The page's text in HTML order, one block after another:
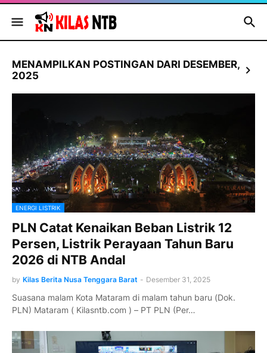
MENAMPILKAN POSTINGAN DARI DESEMBER,
2025
ENERGI LISTRIK
PLN Catat Kenaikan Beban Listrik 12
Persen, Listrik Perayaan Tahun Baru
2026 di NTB Andal
by Kilas Berita Nusa Tenggara Barat - Desember 31, 2025
Suasana malam Kota Mataram di malam tahun baru (Dok.
PLN) Mataram ( Kilasntb.com ) – PT PLN (Per…